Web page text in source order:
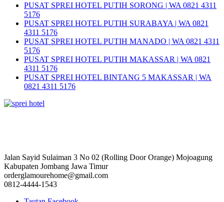
PUSAT SPREI HOTEL PUTIH SORONG | WA 0821 4311
5176
PUSAT SPREI HOTEL PUTIH SURABAYA | WA 0821
4311 5176
PUSAT SPREI HOTEL PUTIH MANADO | WA 0821 4311
5176
PUSAT SPREI HOTEL PUTIH MAKASSAR | WA 0821
4311 5176
PUSAT SPREI HOTEL BINTANG 5 MAKASSAR | WA
0821 4311 5176
Jalan Sayid Sulaiman 3 No 02 (Rolling Door Orange) Mojoagung
Kabupaten Jombang Jawa Timur
orderglamourehome@gmail.com
0812-4444-1543